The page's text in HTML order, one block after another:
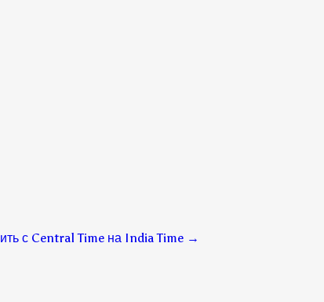
с Central Time на India Time →